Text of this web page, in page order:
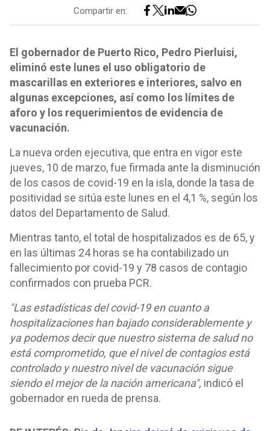
Compartir en:
El gobernador de Puerto Rico, Pedro Pierluisi,
eliminó este lunes el uso obligatorio de
mascarillas en exteriores e interiores, salvo en
algunas excepciones, así como los límites de
aforo y los requerimientos de evidencia de
vacunación.
La nueva orden ejecutiva, que entra en vigor este
jueves, 10 de marzo, fue firmada ante la disminución
de los casos de covid-19 en la isla, donde la tasa de
positividad se sitúa este lunes en el 4,1 %, según los
datos del Departamento de Salud.
Mientras tanto, el total de hospitalizados es de 65, y
en las últimas 24 horas se ha contabilizado un
fallecimiento por covid-19 y 78 casos de contagio
confirmados con prueba PCR.
"Las estadísticas del covid-19 en cuanto a
hospitalizaciones han bajado considerablemente y
ya podemos decir que nuestro sistema de salud no
está comprometido, que el nivel de contagios está
controlado y nuestro nivel de vacunación sigue
siendo el mejor de la nación americana", indicó el
gobernador en rueda de prensa.